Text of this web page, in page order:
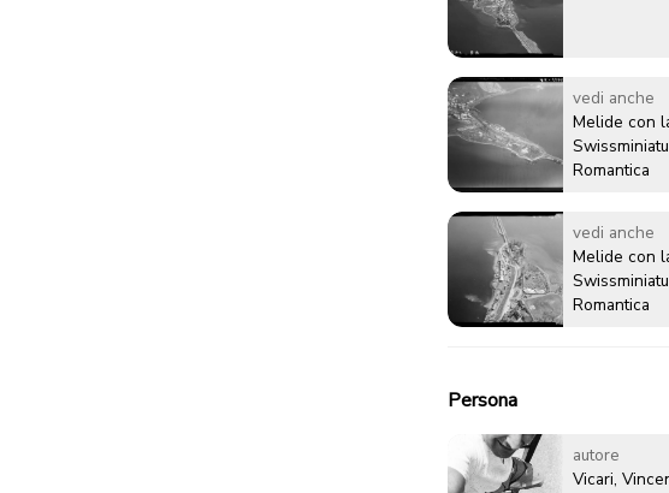
vedi anche
Melide con
Romantica
vedi anche
Melide con
Romantica
Persona
autore
Vicari,